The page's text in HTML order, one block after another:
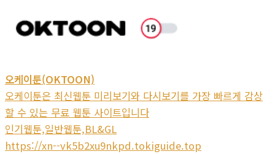
오케이툰(OKTOON)
오케이툰은 최신웹툰 미리보기와 다시보기를 가장 빠르게 감상
할 수 있는 무료 웹툰 사이트입니다
인기웹툰,일반웹툰,BL&GL
https://xn--vk5b2xu9nkpd.tokiguide.top